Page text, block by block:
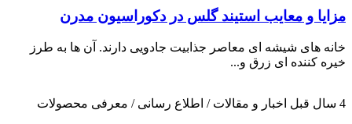
مزایا و معایب استیند گلس در دکوراسیون مدرن
خانه های شیشه ای معاصر جذابیت جادویی دارند. آن ها به طرز
خیره کننده ای زرق و...
4 سال قبل اخبار و مقالات / اطلاع رسانی / معرفی محصولات